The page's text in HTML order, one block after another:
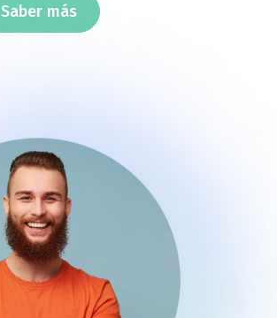
Saber más